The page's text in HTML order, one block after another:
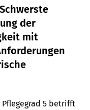
der
mit
Pflegegrad 5 betrifft